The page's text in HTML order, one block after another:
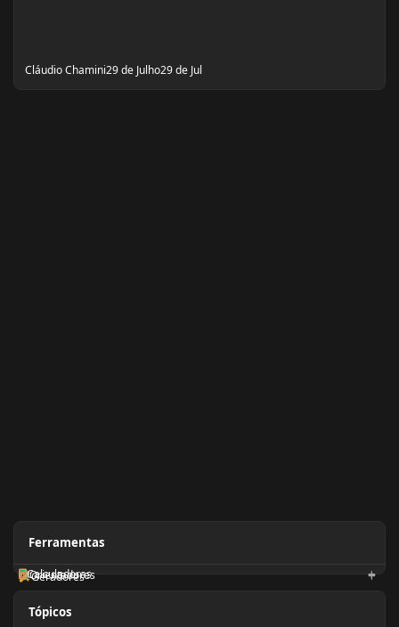
Cláudio Chamini29 de Julho29 de Jul
Ferramentas
Geradores
Orientadores
Calculadoras
Tópicos